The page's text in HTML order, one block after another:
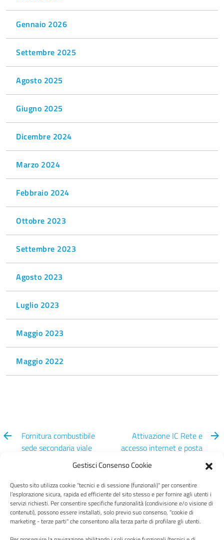
Gestisci Consenso Cookie
Questo sito utilizza cookie "tecnici e di sessione (funzionali)" per consentire
l’esplorazione sicura, rapida ed efficiente del sito stesso e per fornire agli utenti i
servizi richiesti. Per consentire specifiche funzionalità (condivisione e/o visione di
contenuti), possono essere installati, solo previo suo consenso, "cookie di
marketing - terze parti" che consentono alla terza parte di profilare gli utenti.
Gennaio 2026
Settembre 2025
Agosto 2025
Giugno 2025
Dicembre 2024
Marzo 2024
Febbraio 2024
Ottobre 2023
Settembre 2023
Agosto 2023
Luglio 2023
Maggio 2023
Maggio 2022
Fornitura combustibile
sede secondaria viale
Trieste 27 Viterbo
Attivazione IC Rete e
accesso internet e posta
Centro Italia